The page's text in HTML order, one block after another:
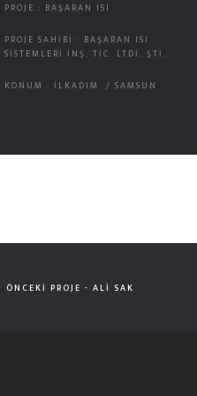
PROJE : BAŞARAN ISI
PROJE SAHİBİ : BAŞARAN ISI
SISTEMLERI İNŞ. TIC. LTDI. ŞTI.
KONUM : İLKADIM / SAMSUN
ÖNCEKI PROJE - ALI SAK